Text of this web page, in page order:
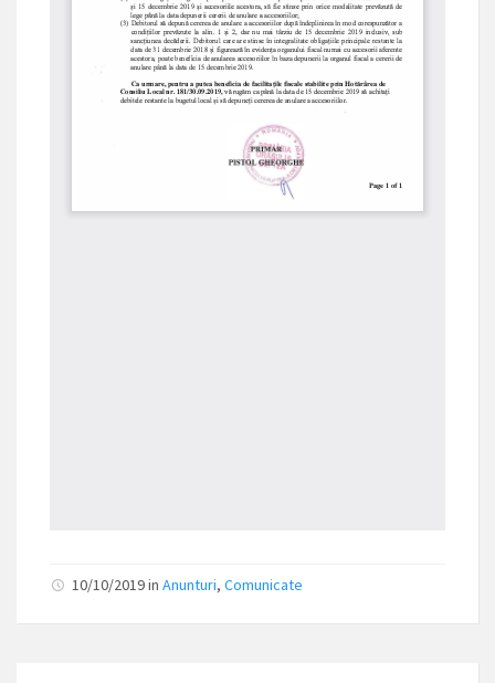
10/10/2019in Anunturi, Comunicate